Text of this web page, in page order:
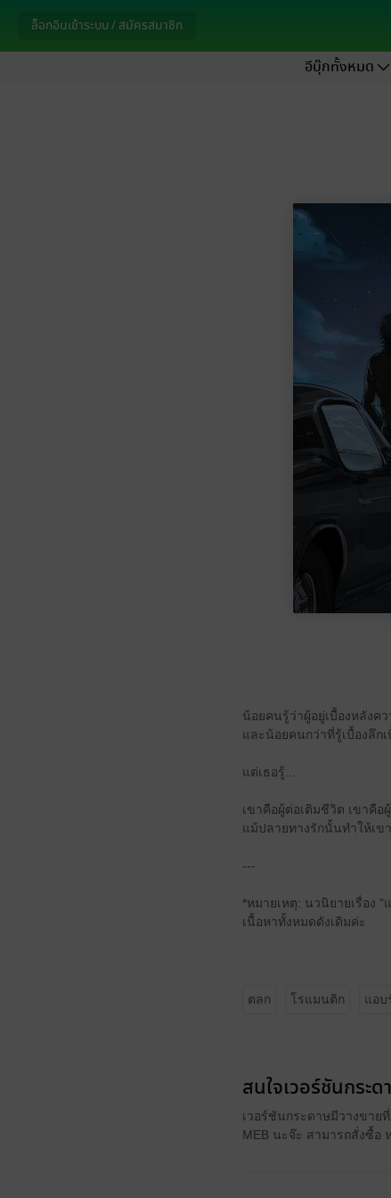
ล็อกอินเข้าระบบ / สมัครสมาชิก
อีบุ๊กทั้งหมด
น้อยคนรู้ว่าผู้อยู่เบื้องหลังค
และน้อยคนกว่าที่รู้เบื้องลึกเ
แต่เธอรู้...
เขาคือผู้ต่อเติมชีวิต เขาคื
แม้ปลายทางรักนั้นทำให้เข
---
*หมายเหตุ: นวนิยายเรื่อง
เนื้อหาทั้งหมดดังเดิมค่ะ
ตลก โรแมนติก แอบ
สนใจเวอร์ชันกระ
เวอร์ชันกระดาษมีวางขาย
MEB นะจ๊ะ สามารถสั่งซื้อ